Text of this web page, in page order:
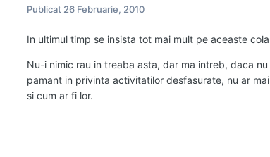
Publicat 26 Februarie, 2010
In ultimul timp se insista tot mai mult pe aceaste
Nu-i nimic rau in treaba asta, dar ma intreb, daca
pamant in privinta activitatilor desfasurate, nu ar
si cum ar fi lor.